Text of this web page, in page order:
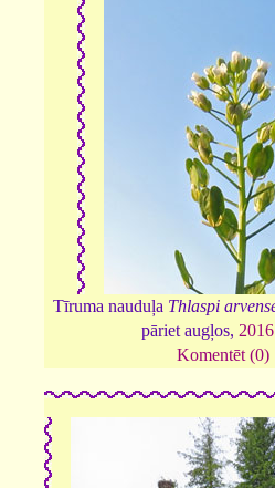
Tīruma nauduļa Thlaspi
pāriet augļos, 2016
Komentēt (0)